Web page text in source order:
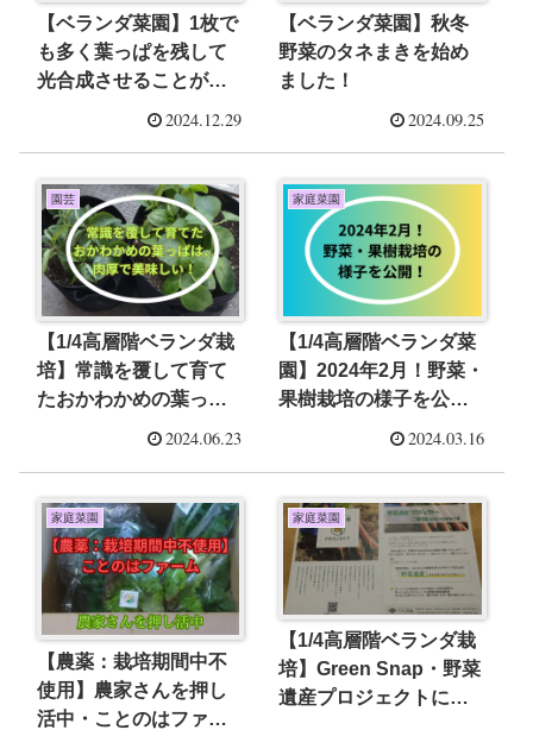
【ベランダ菜園】1枚で
も多く葉っぱを残して
光合成させることが、
植物の成長のカギ⁉2024.12.29
【ベランダ菜園】秋冬
野菜のタネまきを始め
ました！
2024.09.25
園芸
【1/4高層階ベランダ栽
培】常識を覆して育て
たおかわかめの葉っぱ
は、肉厚で美味しい！
2024.06.23
家庭菜園
【1/4高層階ベランダ菜
園】2024年2月！野菜・
果樹栽培の様子を公
2024.03.16
家庭菜園
【農薬：栽培期間中不
使用】農家さんを押し
活中・ことのはファー
家庭菜園
【1/4高層階ベランダ栽
培】Green Snap・野菜
遺産プロジェクトに参